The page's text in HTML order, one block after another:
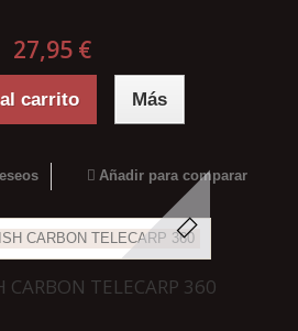
27,95 €
carrito Más
Añadir para comparar
CARBON TELECARP 360